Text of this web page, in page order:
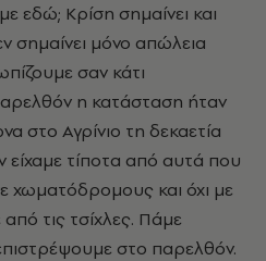
εδώ; Κρίση σημαίνει και
σημαίνει μόνο απώλεια
σαν κάτι
η κατάσταση ήταν
στο Αγρίνιο τη δεκαετία
είχαμε τίποτα από αυτά που
χωματόδρομους και όχι με
τις τσίχλες. Πάμε
στο παρελθόν.